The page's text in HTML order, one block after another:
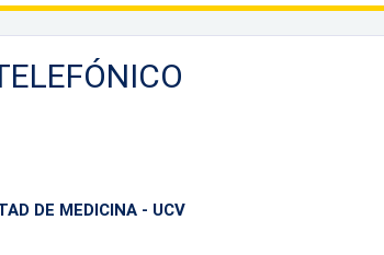
DE MEDICINA - UCV